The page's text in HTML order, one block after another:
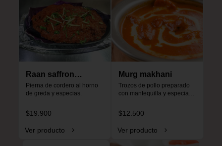
Raan saffron
special
Pierna de cordero al horno
de greda y especias.
$19.900
Ver producto
Murg makhani
Trozos de pollo preparado
con mantequilla y especias,
picante.
$12.500
Ver producto